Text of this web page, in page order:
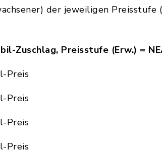
der jeweiligen Preisstufe
Zuschlag, Preisstufe (Erw.) =
Preis
Preis
Preis
Preis